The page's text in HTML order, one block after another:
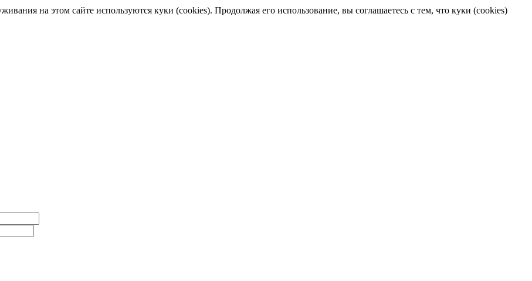
на этом сайте используются куки (cookies). Продолжая его использование, вы соглашаетесь с тем, что куки (cookies)